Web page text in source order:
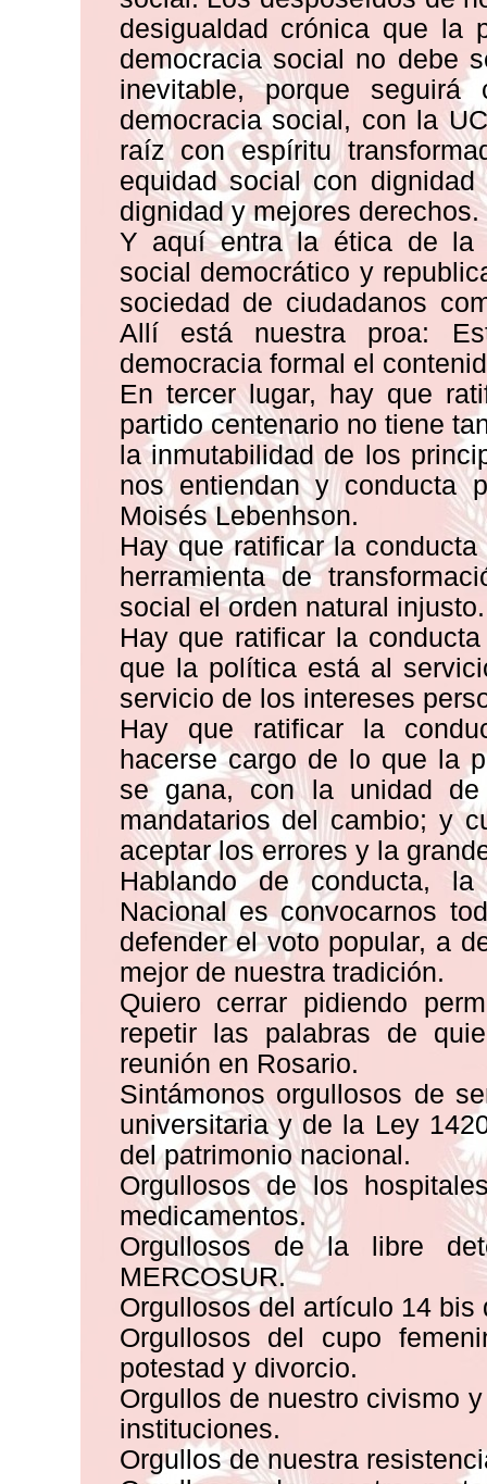
desigualdad crónica que la
democracia social no debe
inevitable, porque
democracia social, con la
raíz con espíritu
equidad social con
dignidad y mejores derechos.
Y aquí entra la ética de la
social democrático y
sociedad de ciudadanos
Allí está nuestra proa:
democracia formal el
En tercer lugar, hay que
partido centenario no tiene
la inmutabilidad de los
nos entiendan y conducta
Moisés Lebenhson.
Hay que ratificar la
herramienta de
social el orden natural injusto.
Hay que ratificar la
que la política está al
servicio de los intereses
Hay que ratificar la
hacerse cargo de lo que la
se gana, con la unidad
mandatarios del cambio; y
aceptar los errores y la
Hablando de conducta,
Nacional es convocarnos
defender el voto popular, a
mejor de nuestra tradición.
Quiero cerrar pidiendo
repetir las palabras de
reunión en Rosario.
Sintámonos orgullosos de
universitaria y de la Ley
del patrimonio nacional.
Orgullosos de los
medicamentos.
Orgullosos de la libre
MERCOSUR.
Orgullosos del artículo 14
Orgullosos del cupo
potestad y divorcio.
Orgullos de nuestro civismo
instituciones.
Orgullos de nuestra